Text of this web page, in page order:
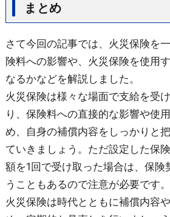
まとめ
さて今回の記事では、火災保険を
険料への影響や、火災保険を使用
なるかなどを解説しました。
火災保険は様々な場面で支給を受
り、保険料への直接的な影響や使
め、自身の補償内容をしっかりと
ていきましょう。ただ設定した保
額を1回で受け取った場合は、保険
うこともあるので注意が必要です。
火災保険は時代とともに補償内容